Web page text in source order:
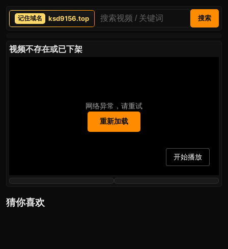
ksd9156.top 搜索
视频不存在或已下架
网络异常，请重试
重新加载
开始播放
猜你喜欢